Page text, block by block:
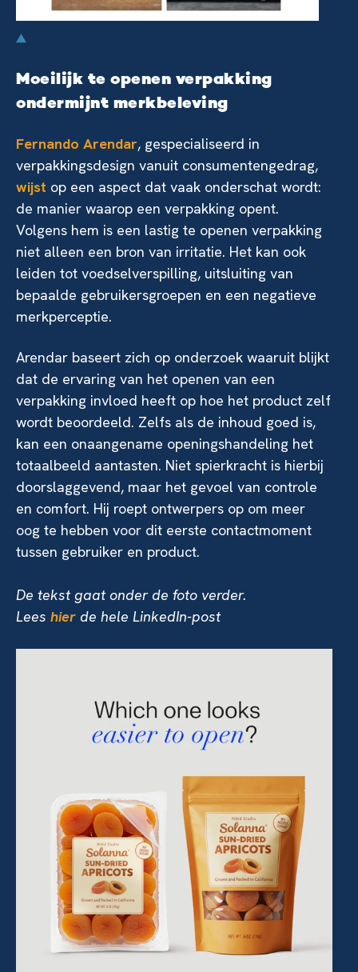
Moeilijk te openen verpakking
ondermijnt merkbeleving
Fernando Arendar, gespecialiseerd in
verpakkingsdesign vanuit consumentengedrag,
wijst op een aspect dat vaak onderschat wordt:
de manier waarop een verpakking opent.
Volgens hem is een lastig te openen verpakking
niet alleen een bron van irritatie. Het kan ook
leiden tot voedselverspilling, uitsluiting van
bepaalde gebruikersgroepen en een negatieve
merkperceptie.
Arendar baseert zich op onderzoek waaruit blijkt
dat de ervaring van het openen van een
verpakking invloed heeft op hoe het product zelf
wordt beoordeeld. Zelfs als de inhoud goed is,
kan een onaangename openingshandeling het
totaalbeeld aantasten. Niet spierkracht is hierbij
doorslaggevend, maar het gevoel van controle
en comfort. Hij roept ontwerpers op om meer
oog te hebben voor dit eerste contactmoment
tussen gebruiker en product.
De tekst gaat onder de foto verder.
Lees hier de hele LinkedIn-post